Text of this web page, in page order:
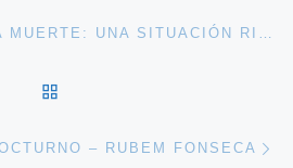
entradas
– RUBEM FONSECA